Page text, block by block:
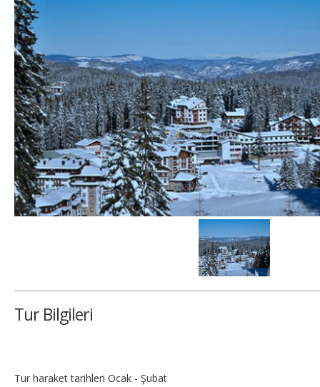
Tur Bilgileri
Tur haraket tarihleri Ocak - Şubat